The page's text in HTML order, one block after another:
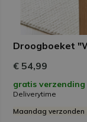
Droogboeket
€ 54,99
gratis verzending
Deliverytime
Maandag verzonden